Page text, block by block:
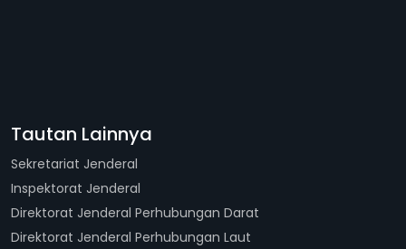
Tautan Lainnya
Sekretariat Jenderal
Inspektorat Jenderal
Direktorat Jenderal Perhubungan Darat
Direktorat Jenderal Perhubungan Laut